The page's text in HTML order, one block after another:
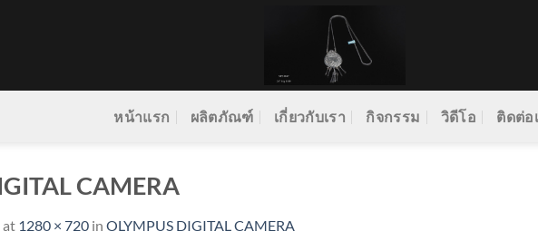
หน้าแรก ผลิตภัณฑ์ เกี่ยวกับเรา กิจกรรม วิดีโอ ติดต่อ
CAMERA
at 1280 × 720 in OLYMPUS DIGITAL CAMERA